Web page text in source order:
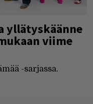
yllätyskäänne
viime
-sarjassa.